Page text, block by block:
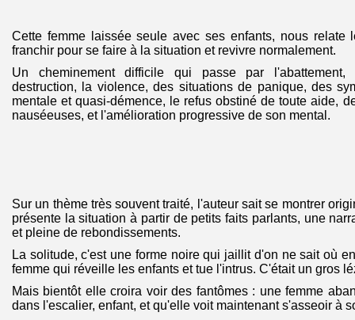
Cette femme laissée seule avec ses enfants, nous relate
franchir pour se faire à la situation et revivre normalement.
Un cheminement difficile qui passe par l'abattement,
destruction, la violence, des situations de panique, des
mentale et quasi-démence, le refus obstiné de toute aide,
nauséeuses, et l'amélioration progressive de son mental.
Sur un thème très souvent traité, l'auteur sait se montrer
présente la situation à partir de petits faits parlants, une
et pleine de rebondissements.
La solitude, c'est une forme noire qui jaillit d'on ne sait où
femme qui réveille les enfants et tue l'intrus. C'était un gros
Mais bientôt elle croira voir des fantômes : une femme
dans l'escalier, enfant, et qu'elle voit maintenant s'asseoir à